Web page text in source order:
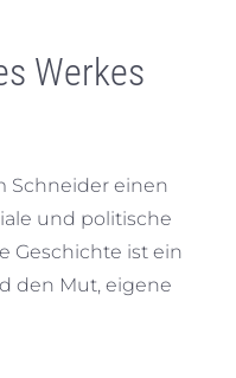
Werkes
Schneider einen
und politische
Geschichte ist ein
den Mut, eigene